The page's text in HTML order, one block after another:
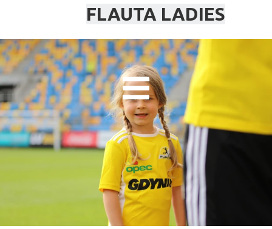
FLAUTA LADIES